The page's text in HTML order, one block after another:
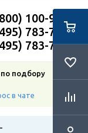
100-91-12
783-72-87
783-72-87
подбору
в чате